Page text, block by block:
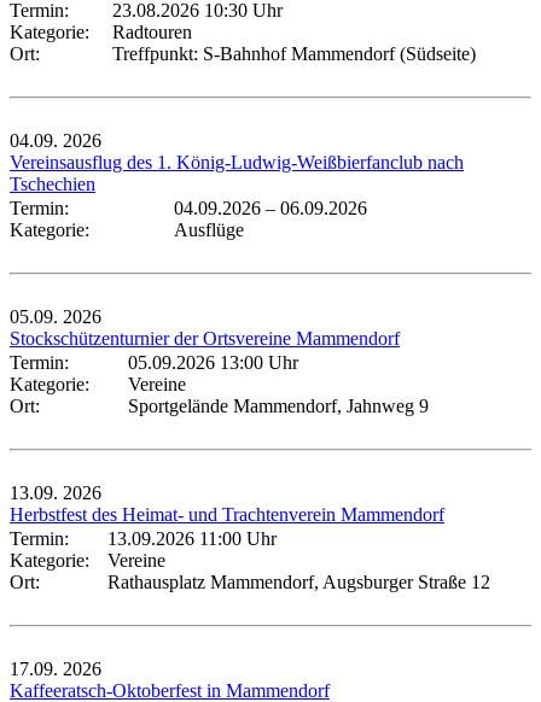
Termin:
23.08.2026 10:30 Uhr
Kategorie:
Radtouren
Ort:
Treffpunkt: S-Bahnhof Mammendorf (Südseite)
04.09. 2026
Vereinsausflug des 1. König-Ludwig-Weißbierfanclub nach
Tschechien
Termin:
04.09.2026 – 06.09.2026
Kategorie:
Ausflüge
05.09. 2026
Stockschützenturnier der Ortsvereine Mammendorf
Termin:
05.09.2026 13:00 Uhr
Kategorie:
Vereine
Ort:
Sportgelände Mammendorf, Jahnweg 9
13.09. 2026
Herbstfest des Heimat- und Trachtenverein Mammendorf
Termin:
13.09.2026 11:00 Uhr
Kategorie:
Vereine
Ort:
Rathausplatz Mammendorf, Augsburger Straße 12
17.09. 2026
Kaffeeratsch-Oktoberfest in Mammendorf